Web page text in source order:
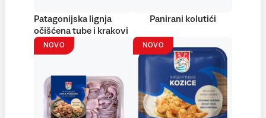
Patagonijska lignja
očišćena tube i krakovi
Panirani kolutići
NOVO NOVO